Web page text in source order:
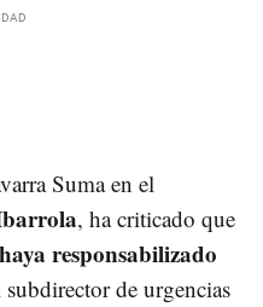
Suma en el
, ha criticado que
responsabilizado
de urgencias